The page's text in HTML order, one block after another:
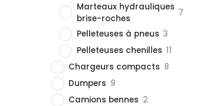
Marteaux hydrauliques
brise-roches
7
Pelleteuses à pneus 3
Pelleteuses chenilles 11
Chargeurs compacts 8
Dumpers 9
Camions bennes 2